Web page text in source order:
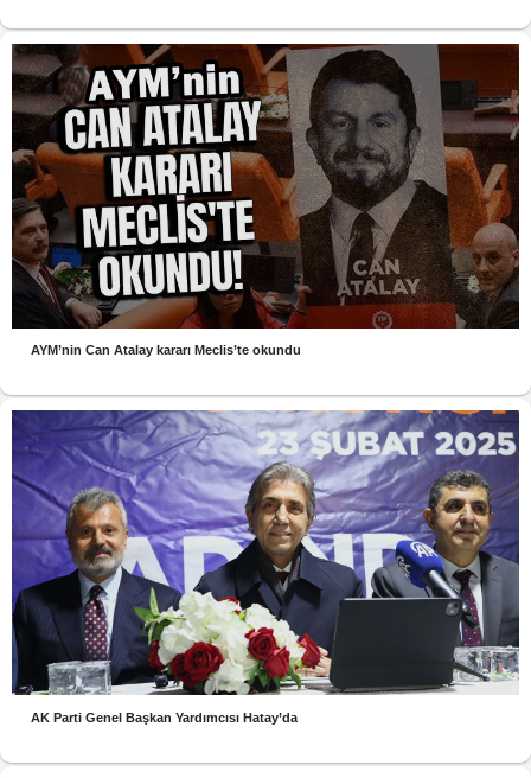
AYM’nin Can Atalay kararı Meclis’te okundu
AK Parti Genel Başkan Yardımcısı Hatay’da